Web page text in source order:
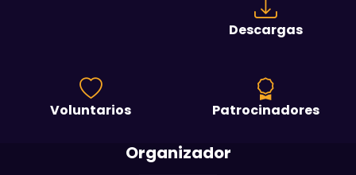
Descargas
Voluntarios Patrocinadores
Organizador